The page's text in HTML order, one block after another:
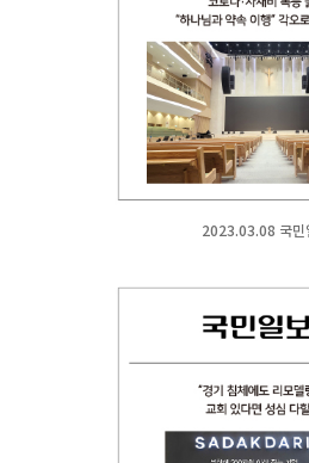
2023.03.08 국민